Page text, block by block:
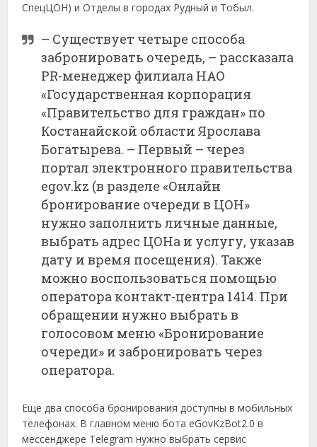
СпецЦОН) и Отделы в городах Рудный и Тобыл.
– Существует четыре способа
забронировать очередь, – рассказала
PR-менеджер филиала НАО
«Государственная корпорация
«Правительство для граждан» по
Костанайской области Ярослава
Богатырева. – Первый – через
портал электронного правительства
egov.kz (в разделе «Онлайн
бронирование очереди в ЦОН»
нужно заполнить личные данные,
выбрать адрес ЦОНа и услугу, указав
дату и время посещения). Также
можно воспользоваться помощью
оператора контакт-центра 1414. При
обращении нужно выбрать в
голосовом меню «Бронирование
очереди» и забронировать через
оператора.
Еще два способа бронирования доступны в мобильных
телефонах. В главном меню бота eGovKzBot2.0 в
мессенджере Telegram нужно выбрать сервис